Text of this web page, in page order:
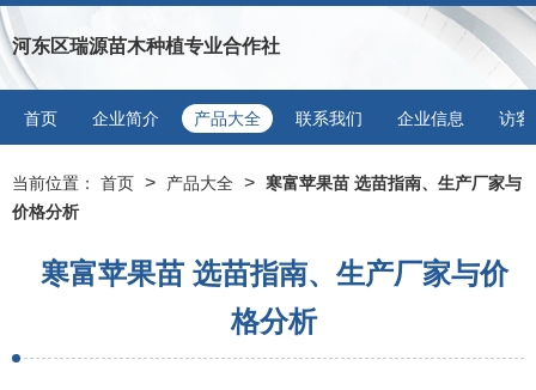
河东区瑞源苗木种植专业合作社
首页 企业简介 产品大全 联系我们 企业信息 访客
当前位置： 首页 > 产品大全 > 寒富苹果苗 选苗指南、生产厂家与
价格分析
寒富苹果苗 选苗指南、生产厂家与价
格分析